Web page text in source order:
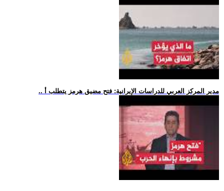
.. مدير المركز العربي للدراسات الإيرانية: فتح مضيق هرمز يتطلب أ